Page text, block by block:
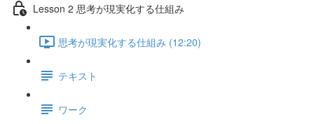
Lesson 2 思考が現実化する仕組み
思考が現実化する仕組み (12:20)
テキスト
ワーク